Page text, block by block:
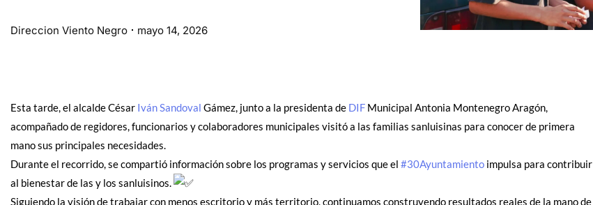
Direccion Viento Negro mayo 14, 2026
Esta tarde, el alcalde César Iván Sandoval Gámez, junto a la presidenta de DIF Municipal Antonia Montenegro Aragón,
acompañado de regidores, funcionarios y colaboradores municipales visitó a las familias sanluisinas para conocer de primera
mano sus principales necesidades.
Durante el recorrido, se compartió información sobre los programas y servicios que el #30Ayuntamiento impulsa para contribuir
al bienestar de las y los sanluisinos.
Siguiendo la visión de trabajar con menos escritorio y más territorio, continuamos construyendo resultados reales de la mano de